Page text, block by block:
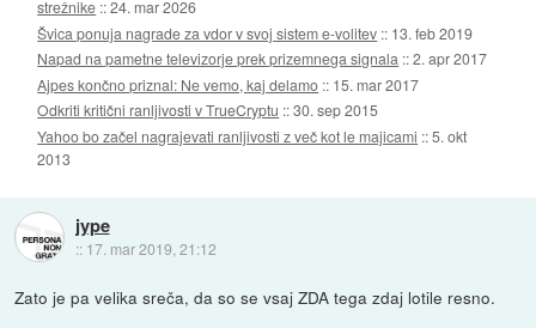
strežnike ::24. mar 2026
Švica ponuja nagrade za vdor v svoj sistem e-volitev :: 13. feb 2019
Napad na pametne televizorje prek prizemnega signala ::2. apr 2017
Ajpes končno priznal: Ne vemo, kaj delamo :: 15. mar 2017
Odkriti kritični ranljivosti v TrueCryptu ::30. sep 2015
Yahoo bo začel nagrajevati ranljivosti z več kot le majicami ::5. okt
2013
jype
:: 17. mar 2019, 21:12
Zato je pa velika sreča, da so se vsaj ZDA tega zdaj lotile resno.